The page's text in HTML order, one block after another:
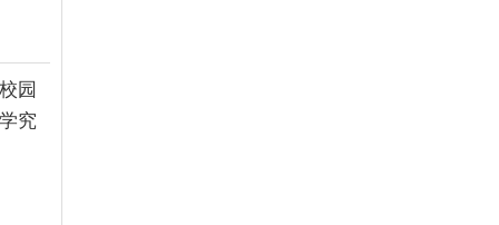
园
究